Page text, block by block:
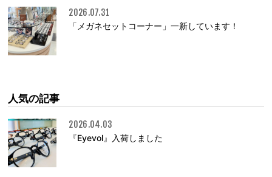
2026.07.31
「メガネセットコーナー」一新しています！
人気の記事
2026.04.03
『Eyevol』入荷しました